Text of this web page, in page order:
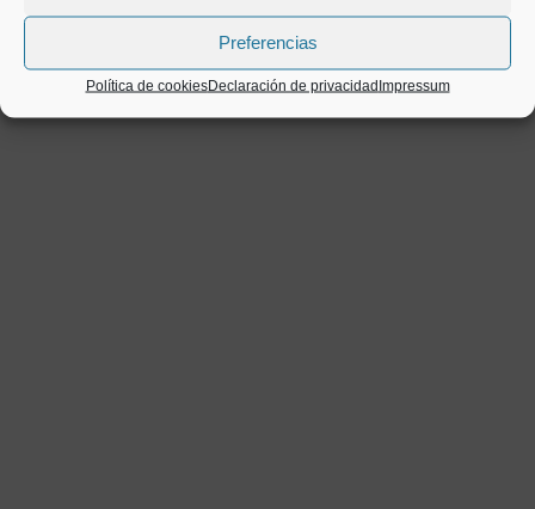
Preferencias
Política de cookiesDeclaración de privacidadImpressum